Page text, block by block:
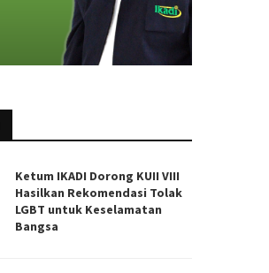
Ketum IKADI Dorong KUII VIII
Hasilkan Rekomendasi Tolak
LGBT untuk Keselamatan
Bangsa